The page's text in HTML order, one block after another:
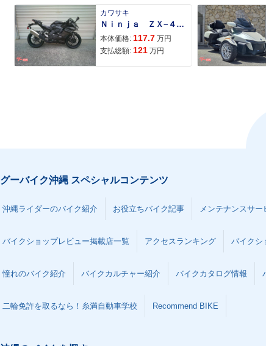
カワサキ
Ｎｉｎｊａ ＺＸ−４Ｒ ＳＥ
本体価格: 117.7 万円
支払総額: 121 万円
グーバイク沖縄 スペシャルコンテンツ
沖縄ライダーのバイク紹介 お役立ちバイク記事 メンテナンスサー
バイクショップレビュー掲載店一覧 アクセスランキング バイクシ
憧れのバイク紹介 バイクカルチャー紹介 バイクカタログ情報
二輪免許を取るなら！糸満自動車学校 Recommend BIKE